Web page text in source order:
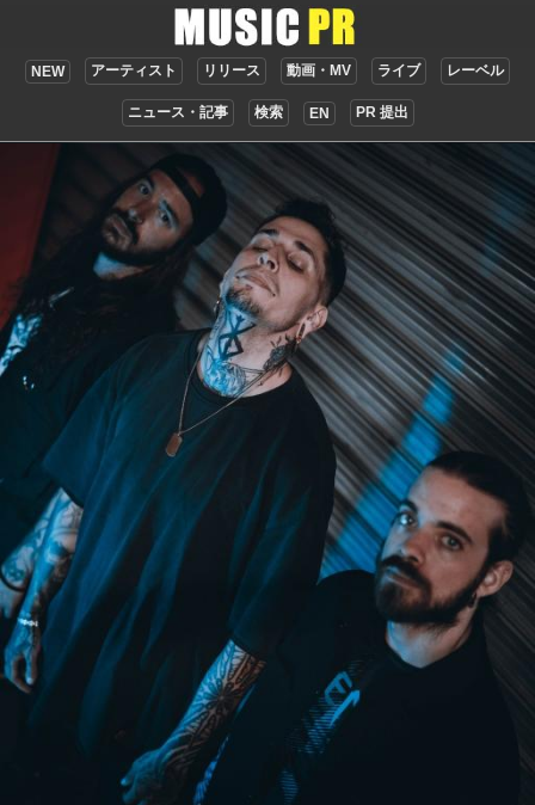
NEW アーティスト リリース 動画・MV ライブ レーベル
ニュース・記事 検索 EN PR 提出